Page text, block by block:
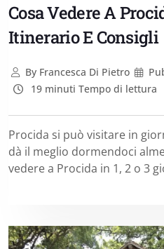
Cosa Vedere A
Itinerario E Consigli
ByFrancesca Di Pietro
19 minuti Tempo di lettura
Procida si può visitare in
dà il meglio dormendoci
vedere a Procida in 1, 2 o 3